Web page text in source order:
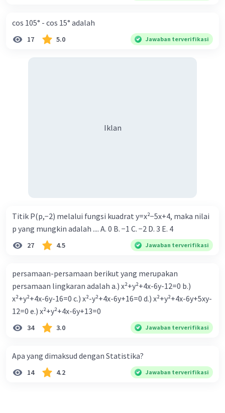
cos 105° - cos 15° adalah
17 5.0 Jawaban terverifikasi
Iklan
Titik P(p,−2) melalui fungsi kuadrat y=x²−5x+4, maka nilai
p yang mungkin adalah .... A. 0 B. −1 C. −2 D. 3 E. 4
27 4.5 Jawaban terverifikasi
persamaan-persamaan berikut yang merupakan
persamaan lingkaran adalah a.) x²+y²+4x-6y-12=0 b.)
x²+y²+4x-6y-16=0 c.) x²-y²+4x-6y+16=0 d.) x²+y²+4x-6y+5xy-
12=0 e.) x²+y²+4x-6y+13=0
34 3.0 Jawaban terverifikasi
Apa yang dimaksud dengan Statistika?
14 4.2 Jawaban terverifikasi